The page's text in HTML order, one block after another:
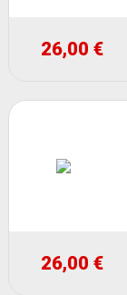
26,00 €
26,00 €